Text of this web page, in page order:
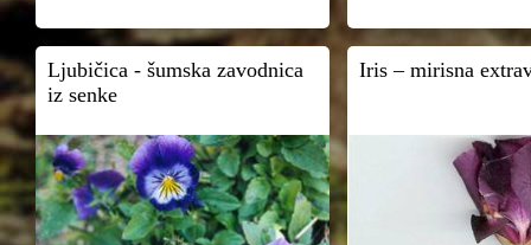
Ljubičica - šumska zavodnica
iz senke
Iris – mirisna